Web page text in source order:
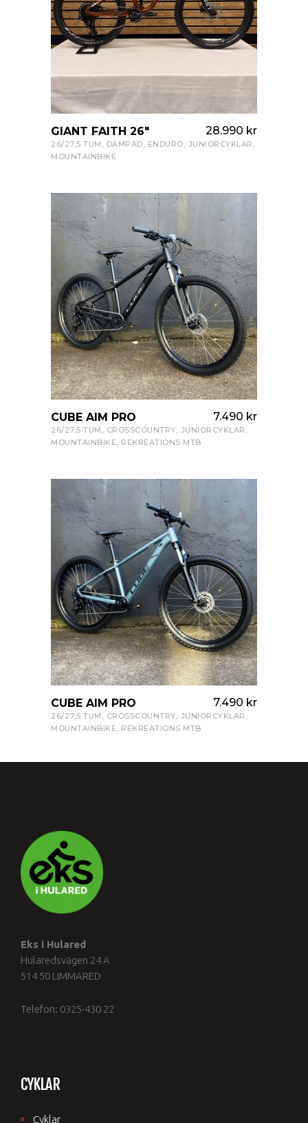
VISA PRODUKT
GIANT FAITH 26″ 28.990 kr
26/27,5 TUM , DÄMPAD, ENDURO, JUNIORCYKLAR ,
MOUNTAINBIKE
VISA PRODUKT
CUBE AIM PRO 7.490 kr
26/27,5 TUM , CROSSCOUNTRY, JUNIORCYKLAR ,
MOUNTAINBIKE, REKREATIONS MTB
VISA PRODUKT
CUBE AIM PRO 7.490 kr
26/27,5 TUM , CROSSCOUNTRY, JUNIORCYKLAR ,
MOUNTAINBIKE, REKREATIONS MTB
Eks i Hulared
Hularedsvägen 24 A
514 50 LIMMARED
Telefon: 0325-430 22
CYKLAR
Cyklar